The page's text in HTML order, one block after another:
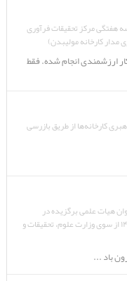
مرکز تحقیقات فرآوری
مدار کارخانه مولیبدن)
ارزشمندی انجام شده. فقط
کارخانه‌ها از طریق بازرسی
هیات علمی برگزیده در
همکاری با جامعه و صنعت در سال ۱۴۰۴ از سوی وزارت علوم، تحقیقات و
باد ...